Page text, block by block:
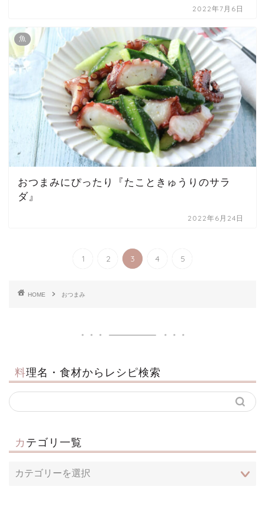
2022年7月6日
魚
おつまみにぴったり『たこときゅうりのサラ
ダ』
2022年6月24日
1 2 3 4 5
HOME おつまみ
料理名・食材からレシピ検索
カテゴリ一覧